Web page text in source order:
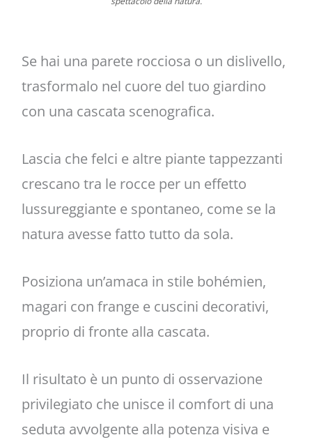
Se hai una parete rocciosa o un dislivello,
trasformalo nel cuore del tuo giardino
con una cascata scenografica.
Lascia che felci e altre piante tappezzanti
crescano tra le rocce per un effetto
lussureggiante e spontaneo, come se la
natura avesse fatto tutto da sola.
Posiziona un’amaca in stile bohémien,
magari con frange e cuscini decorativi,
proprio di fronte alla cascata.
Il risultato è un punto di osservazione
privilegiato che unisce il comfort di una
seduta avvolgente alla potenza visiva e